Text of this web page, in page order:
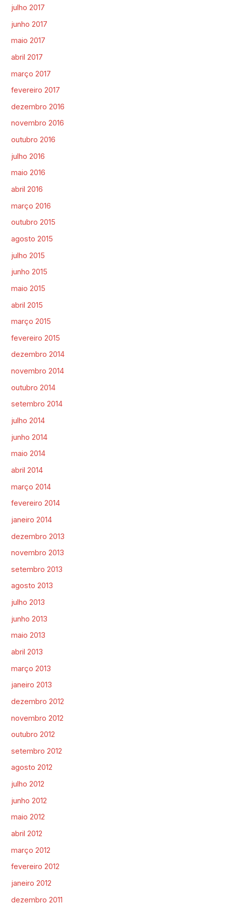
julho 2017
junho 2017
maio 2017
abril 2017
março 2017
fevereiro 2017
dezembro 2016
novembro 2016
outubro 2016
julho 2016
maio 2016
abril 2016
março 2016
outubro 2015
agosto 2015
julho 2015
junho 2015
maio 2015
abril 2015
março 2015
fevereiro 2015
dezembro 2014
novembro 2014
outubro 2014
setembro 2014
julho 2014
junho 2014
maio 2014
abril 2014
março 2014
fevereiro 2014
janeiro 2014
dezembro 2013
novembro 2013
setembro 2013
agosto 2013
julho 2013
junho 2013
maio 2013
abril 2013
março 2013
janeiro 2013
dezembro 2012
novembro 2012
outubro 2012
setembro 2012
agosto 2012
julho 2012
junho 2012
maio 2012
abril 2012
março 2012
fevereiro 2012
janeiro 2012
dezembro 2011